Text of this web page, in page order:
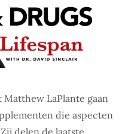
LaPlante gaan
die aspecten